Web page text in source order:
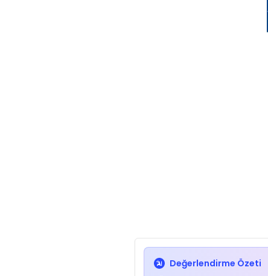
Değerlendirme Özeti